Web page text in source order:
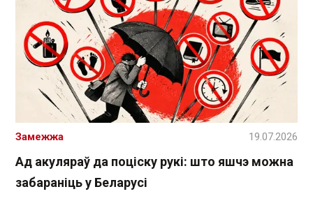
Ад акуляраў да поціску рукі: што яшчэ можна
забараніць у Беларусі
Замежжа 19.07.2026